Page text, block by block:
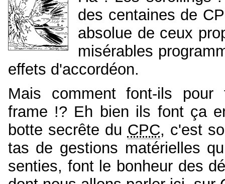
des centaines de
absolue de ceux
misérables
effets d'accordéon.
Mais comment font-ils
frame !? Eh bien ils font ça
botte secrête du CPC, c'est
tas de gestions matérielles
senties, font le bonheur des